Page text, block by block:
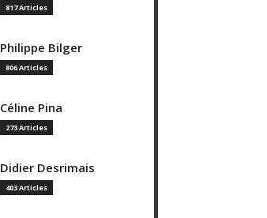
817 Articles
Philippe Bilger
806 Articles
Céline Pina
273 Articles
Didier Desrimais
403 Articles